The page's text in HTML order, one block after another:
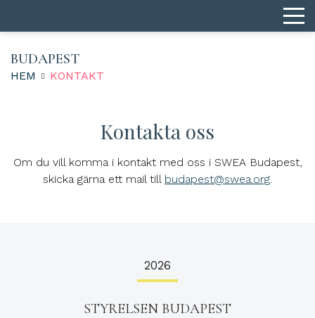
BUDAPEST
HEM KONTAKT
Kontakta oss
Om du vill komma i kontakt med oss i SWEA Budapest,
skicka gärna ett mail till budapest@swea.org.
2026
STYRELSEN BUDAPEST